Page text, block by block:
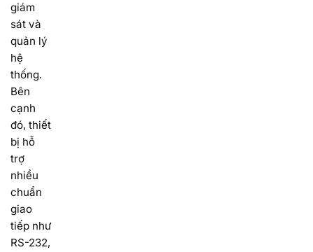
giám
sát và
quản lý
hệ
thống.
Bên
cạnh
đó, thiết
bị hỗ
trợ
nhiều
chuẩn
giao
tiếp như
RS-232,